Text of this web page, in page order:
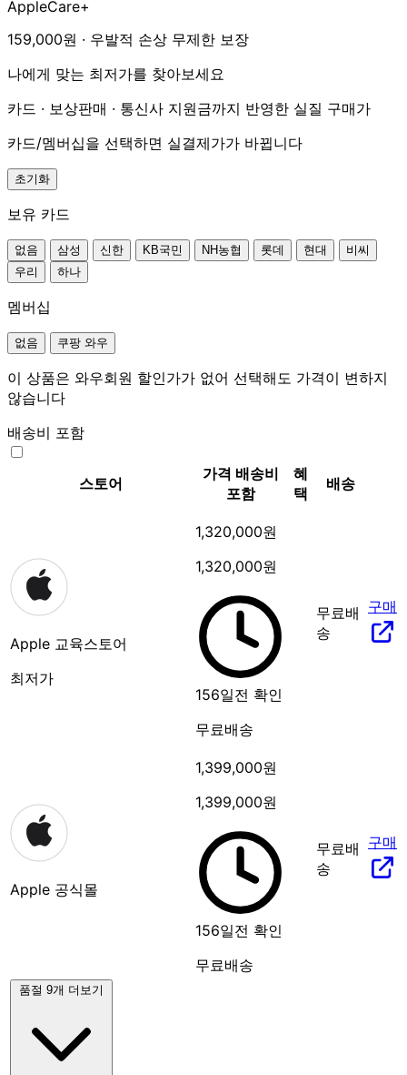
AppleCare+
159,000원 · 우발적 손상 무제한 보장
나에게 맞는 최저가를 찾아보세요
카드 · 보상판매 · 통신사 지원금까지 반영한 실질 구매가
카드/멤버십을 선택하면 실결제가가 바뀝니다
초기화
보유 카드
없음 삼성 신한 KB국민 NH농협 롯데 현대
비씨
우리
하나
멤버십
없음 쿠팡 와우
이 상품은 와우회원 할인가가 없어 선택해도 가격이 변하지
않습니다
배송비 포함
스토어
가격 배송비
포함
혜
택
배송
Apple 교육스토어
최저가
1,320,000원
1,320,000원
156일전 확인
무료배송
무료배
송
구매
Apple 공식몰
1,399,000원
1,399,000원
156일전 확인
무료배송
무료배
송
구매
품절 9개 더보기